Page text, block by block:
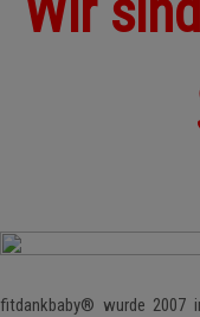
fitdankbaby® wurde 2007